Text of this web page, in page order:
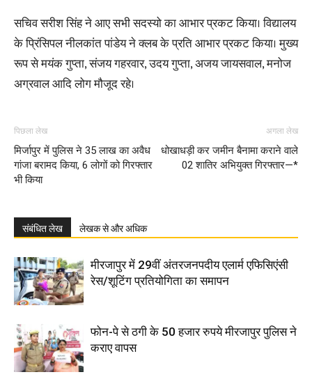
सचिव सरीश सिंह ने आए सभी सदस्यो का आभार प्रकट किया। विद्यालय
के प्रिंसिपल नीलकांत पांडेय ने क्लब के प्रति आभार प्रकट किया। मुख्य
रूप से मयंक गुप्ता, संजय गहरवार, उदय गुप्ता, अजय जायसवाल, मनोज
अग्रवाल आदि लोग मौजूद रहे।
पिछला लेख
मिर्जापुर में पुलिस ने 35 लाख का अवैध
गांजा बरामद किया, 6 लोगों को गिरफ्तार
भी किया
अगला लेख
धोखाधड़ी कर जमीन बैनामा कराने वाले
02 शातिर अभियुक्त गिरफ्तार—*
संबंधित लेख लेखक से और अधिक
मीरजापुर में 29वीं अंतरजनपदीय एलार्म एफिसिएंसी
रेस/शूटिंग प्रतियोगिता का समापन
फोन-पे से ठगी के 50 हजार रुपये मीरजापुर पुलिस ने
कराए वापस